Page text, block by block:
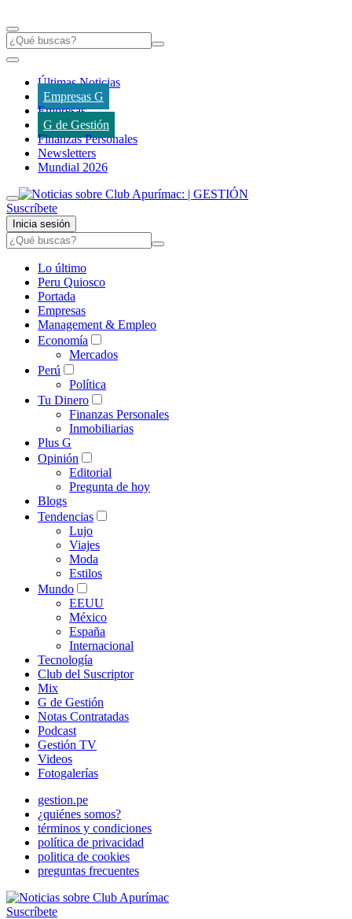
Últimas Noticias
Empresas G
Empresas
G de Gestión
Finanzas Personales
Newsletters
Mundial 2026
Suscríbete
Inicia sesión
Lo último
Peru Quiosco
Portada
Empresas
Management & Empleo
Economía
Mercados
Perú
Política
Tu Dinero
Finanzas Personales
Inmobiliarias
Plus G
Opinión
Editorial
Pregunta de hoy
Blogs
Tendencias
Lujo
Viajes
Moda
Estilos
Mundo
EEUU
México
España
Internacional
Tecnología
Club del Suscriptor
Mix
G de Gestión
Notas Contratadas
Podcast
Gestión TV
Videos
Fotogalerías
gestion.pe
¿quiénes somos?
términos y condiciones
política de privacidad
politica de cookies
preguntas frecuentes
Suscríbete